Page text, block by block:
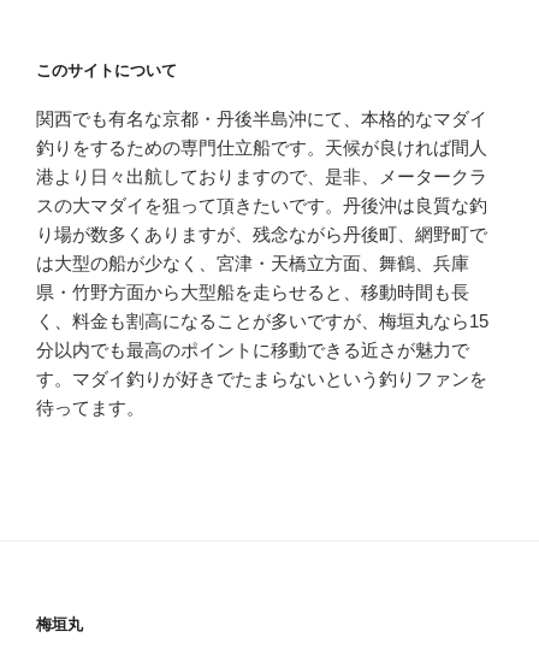
このサイトについて
関西でも有名な京都・丹後半島沖にて、本格的なマダイ
釣りをするための専門仕立船です。天候が良ければ間人
港より日々出航しておりますので、是非、メータークラ
スの大マダイを狙って頂きたいです。丹後沖は良質な釣
り場が数多くありますが、残念ながら丹後町、網野町で
は大型の船が少なく、宮津・天橋立方面、舞鶴、兵庫
県・竹野方面から大型船を走らせると、移動時間も長
く、料金も割高になることが多いですが、梅垣丸なら15
分以内でも最高のポイントに移動できる近さが魅力で
す。マダイ釣りが好きでたまらないという釣りファンを
待ってます。
梅垣丸